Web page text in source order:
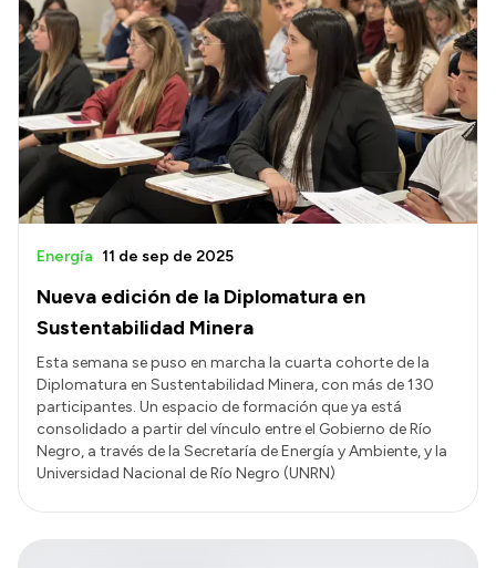
Nueva edición de la Diplomatura en
Sustentabilidad Minera
Energía 11 de sep de 2025
Esta semana se puso en marcha la cuarta cohorte de la
Diplomatura en Sustentabilidad Minera, con más de 130
participantes. Un espacio de formación que ya está
consolidado a partir del vínculo entre el Gobierno de Río
Negro, a través de la Secretaría de Energía y Ambiente, y la
Universidad Nacional de Río Negro (UNRN)